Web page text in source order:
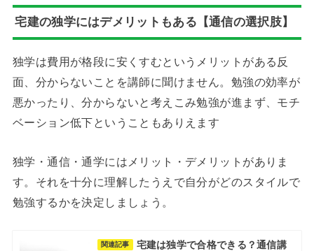
宅建の独学にはデメリットもある【通信の選択肢】
独学は費用が格段に安くすむというメリットがある反
面、分からないことを講師に聞けません。勉強の効率が
悪かったり、分からないと考えこみ勉強が進まず、モチ
ベーション低下ということもありえます
独学・通信・通学にはメリット・デメリットがありま
す。それを十分に理解したうえで自分がどのスタイルで
勉強するかを決定しましょう。
関連記事 宅建は独学で合格できる？通信講